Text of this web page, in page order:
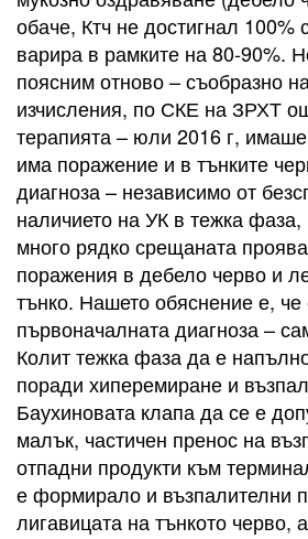
обаче, Ктч не достигнал 100%
варира в рамките на 80-90%.
поясним отново – съобразно
изчисления, по СКЕ на ЗРХТ
терапията – юли 2016 г,
има поражение и в тънките
диагноза – независимо от
наличието на УК в тежка
много рядко срещаната
поражения в дебело черво и
тънко. Нашето обяснение е,
първоначалната диагноза –
Колит тежка фаза да е
поради хиперемиране и
Баухиновата клапа да се е
малък, частичен пренос на
отпадни продукти към
е формирало и възпалителни
лигавицата на тънкото черво,